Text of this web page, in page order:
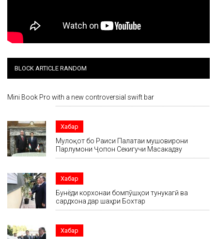
BLOCK ARTICLE RANDOM
Mini Book Pro with a new controversial swift bar
Хабар
Мулоқот бо Раиси Палатаи мушовирони
Парлумони Ҷопон Секигучи Масакадзу
Хабар
Бунёди корхонаи бомпӯшҳои тунукагӣ ва
сардхона дар шаҳри Бохтар
Хабар